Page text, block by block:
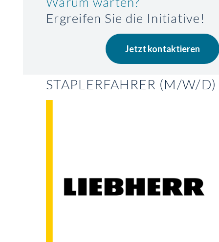
Ergreifen Sie die Initiative!
Jetzt kontaktieren
STAPLERFAHRER (M/W/D)